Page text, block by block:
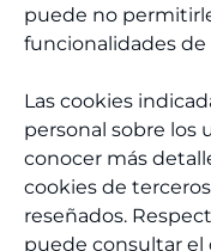
puede no
funcionalidades
Las cookies
personal sobre los
conocer más
cookies de
reseñados.
puede consultar